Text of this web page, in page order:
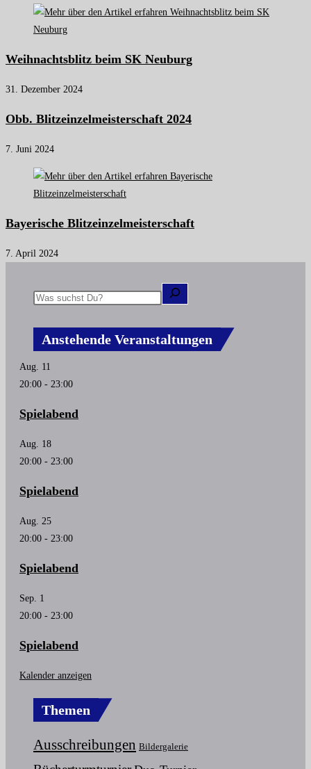
Weihnachtsblitz beim SK Neuburg
31. Dezember 2024
Obb. Blitzeinzelmeisterschaft 2024
7. Juni 2024
Bayerische Blitzeinzelmeisterschaft
7. April 2024
Anstehende Veranstaltungen
Aug. 11
20:00 - 23:00
Spielabend
Aug. 18
20:00 - 23:00
Spielabend
Aug. 25
20:00 - 23:00
Spielabend
Sep. 1
20:00 - 23:00
Spielabend
Kalender anzeigen
Themen
Ausschreibungen Bildergalerie